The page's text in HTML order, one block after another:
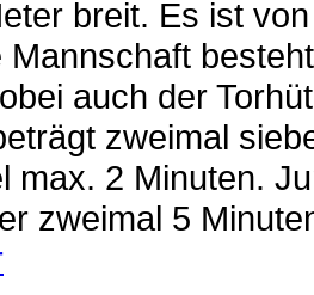
breit. Es ist
auch der
zweimal
max. 2 Minuten.
zweimal 5